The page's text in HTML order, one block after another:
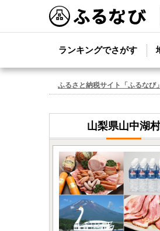
ランキングでさがす
ふるさと納税サイト「ふるなび」
山梨県山中湖村